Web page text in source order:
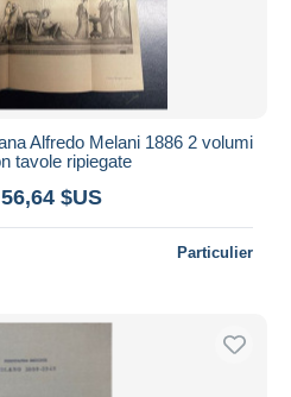
Alfredo Melani 1886 2 volumi
tavole ripiegate
$US
Particulier